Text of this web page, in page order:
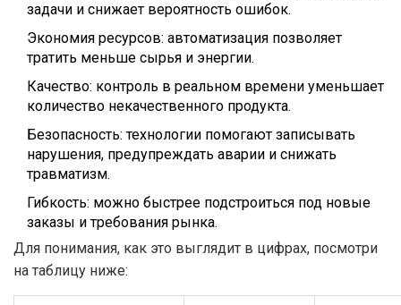
задачи и снижает вероятность ошибок.
Экономия ресурсов: автоматизация позволяет
тратить меньше сырья и энергии.
Качество: контроль в реальном времени уменьшает
количество некачественного продукта.
Безопасность: технологии помогают записывать
нарушения, предупреждать аварии и снижать
травматизм.
Гибкость: можно быстрее подстроиться под новые
заказы и требования рынка.
Для понимания, как это выглядит в цифрах, посмотри
на таблицу ниже: